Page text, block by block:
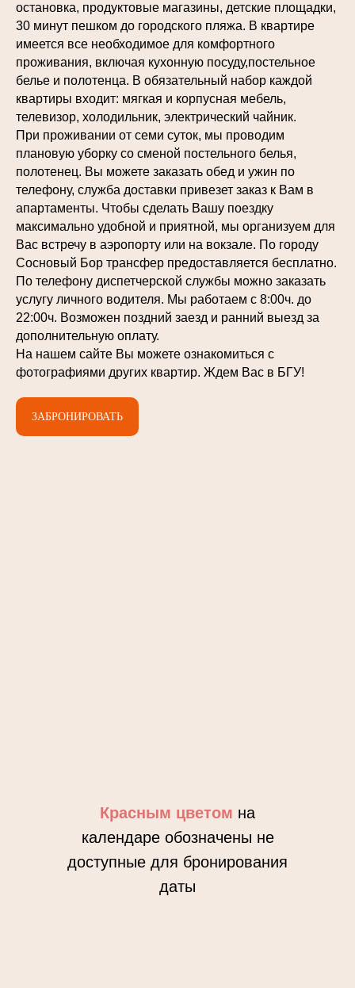
остановка, продуктовые магазины, детские площадки,
30 минут пешком до городского пляжа. В квартире
имеется все необходимое для комфортного
проживания, включая кухонную посуду,постельное
белье и полотенца. В обязательный набор каждой
квартиры входит: мягкая и корпусная мебель,
телевизор, холодильник, электрический чайник.
При проживании от семи суток, мы проводим
плановую уборку со сменой постельного белья,
полотенец. Вы можете заказать обед и ужин по
телефону, служба доставки привезет заказ к Вам в
апартаменты. Чтобы сделать Вашу поездку
максимально удобной и приятной, мы организуем для
Вас встречу в аэропорту или на вокзале. По городу
Сосновый Бор трансфер предоставляется бесплатно.
По телефону диспетчерской службы можно заказать
услугу личного водителя. Мы работаем с 8:00ч. до
22:00ч. Возможен поздний заезд и ранний выезд за
дополнительную оплату.
На нашем сайте Вы можете ознакомиться с
фотографиями других квартир. Ждем Вас в БГУ!
ЗАБРОНИРОВАТЬ
Красным цветом на
календаре обозначены не
доступные для бронирования
даты